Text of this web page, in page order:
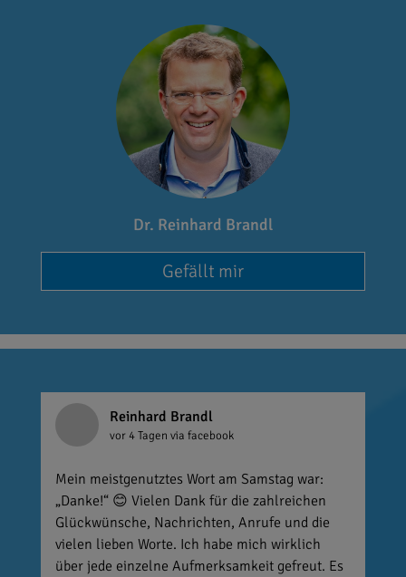
Dr. Reinhard Brandl
Gefällt mir
Reinhard Brandl
vor 4 Tagen via facebook
Mein meistgenutztes Wort am Samstag war:
„Danke!“ 😊 Vielen Dank für die zahlreichen
Glückwünsche, Nachrichten, Anrufe und die
vielen lieben Worte. Ich habe mich wirklich
über jede einzelne Aufmerksamkeit gefreut. Es